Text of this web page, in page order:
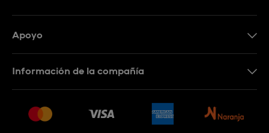
Apoyo
Información de la compañía
Empleo